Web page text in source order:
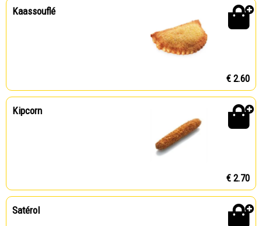
Kaassouflé
€ 2.60
Kipcorn
€ 2.70
Satérol